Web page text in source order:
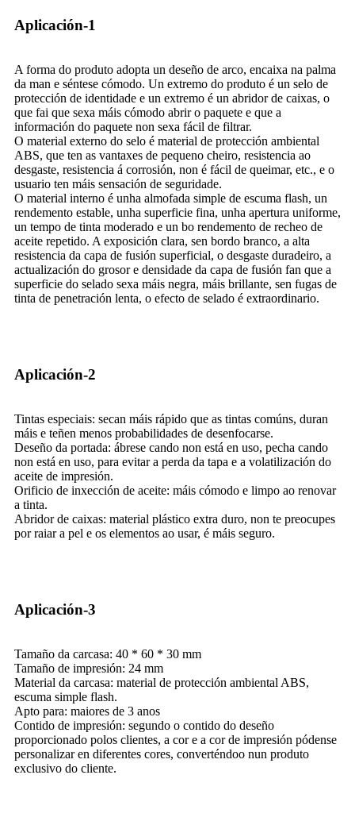
Aplicación-1
A forma do produto adopta un deseño de arco, encaixa na palma
da man e séntese cómodo. Un extremo do produto é un selo de
protección de identidade e un extremo é un abridor de caixas, o
que fai que sexa máis cómodo abrir o paquete e que a
información do paquete non sexa fácil de filtrar.
O material externo do selo é material de protección ambiental
ABS, que ten as vantaxes de pequeno cheiro, resistencia ao
desgaste, resistencia á corrosión, non é fácil de queimar, etc., e o
usuario ten máis sensación de seguridade.
O material interno é unha almofada simple de escuma flash, un
rendemento estable, unha superficie fina, unha apertura uniforme,
un tempo de tinta moderado e un bo rendemento de recheo de
aceite repetido. A exposición clara, sen bordo branco, a alta
resistencia da capa de fusión superficial, o desgaste duradeiro, a
actualización do grosor e densidade da capa de fusión fan que a
superficie do selado sexa máis negra, máis brillante, sen fugas de
tinta de penetración lenta, o efecto de selado é extraordinario.
Aplicación-2
Tintas especiais: secan máis rápido que as tintas comúns, duran
máis e teñen menos probabilidades de desenfocarse.
Deseño da portada: ábrese cando non está en uso, pecha cando
non está en uso, para evitar a perda da tapa e a volatilización do
aceite de impresión.
Orificio de inxección de aceite: máis cómodo e limpo ao renovar
a tinta.
Abridor de caixas: material plástico extra duro, non te preocupes
por raiar a pel e os elementos ao usar, é máis seguro.
Aplicación-3
Tamaño da carcasa: 40 * 60 * 30 mm
Tamaño de impresión: 24 mm
Material da carcasa: material de protección ambiental ABS,
escuma simple flash.
Apto para: maiores de 3 anos
Contido de impresión: segundo o contido do deseño
proporcionado polos clientes, a cor e a cor de impresión pódense
personalizar en diferentes cores, converténdoo nun produto
exclusivo do cliente.